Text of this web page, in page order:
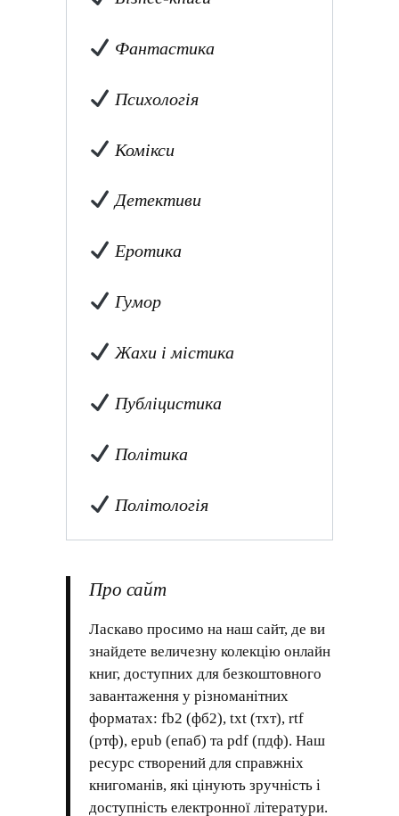
Фантастика
Психологія
Комікси
Детективи
Еротика
Гумор
Жахи і містика
Публіцистика
Політика
Політологія
Про сайт
Ласкаво просимо на наш сайт, де ви
знайдете величезну колекцію онлайн
книг, доступних для безкоштовного
завантаження у різноманітних
форматах: fb2 (фб2), txt (тхт), rtf
(ртф), epub (епаб) та pdf (пдф). Наш
ресурс створений для справжніх
книгоманів, які цінують зручність і
доступність електронної літератури.